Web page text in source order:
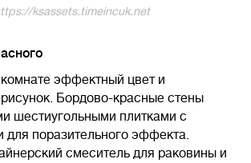
ksassets.timeincuk.net
эффектный цвет и
Бордово-красные стены
шестиугольными плитками с
поразительного эффекта.
смеситель для раковины и